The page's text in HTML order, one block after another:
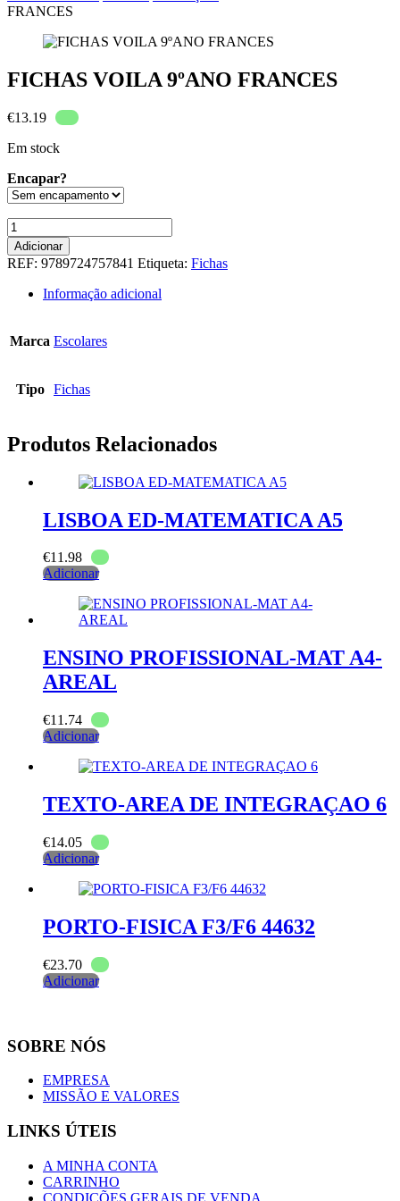
FRANCES
FICHAS VOILA 9ºANO FRANCES
€13.19
Em stock
Encapar?
Quantidade
de
FICHAS
VOILA
9ºANO
FRANCES
Adicionar
REF: 9789724757841 Etiqueta: Fichas
Informação adicional
Marca Escolares
Tipo Fichas
Produtos Relacionados
LISBOA ED-MATEMATICA A5
€11.98
Adicionar
ENSINO PROFISSIONAL-MAT A4-
AREAL
€11.74
Adicionar
TEXTO-AREA DE INTEGRAÇAO 6
€14.05
Adicionar
PORTO-FISICA F3/F6 44632
€23.70
Adicionar
SOBRE NÓS
EMPRESA
MISSÃO E VALORES
LINKS ÚTEIS
A MINHA CONTA
CARRINHO
CONDIÇÕES GERAIS DE VENDA